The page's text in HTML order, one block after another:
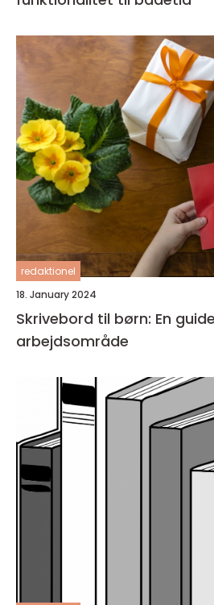
redaktionel
18. January 2024
Skrivebord til børn: En
arbejdsområde